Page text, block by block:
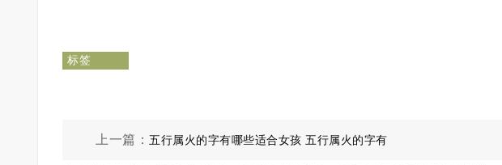
标签
上一篇：五行属火的字有哪些适合女孩 五行属火的字有